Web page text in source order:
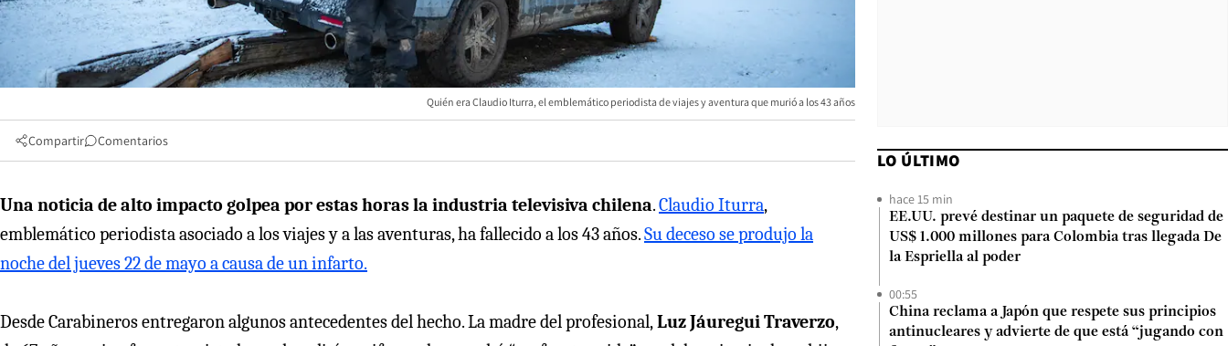
Quién era Claudio Iturra, el emblemático periodista de viajes y aventura que murió a los 43 años
Compartir Comentarios
Una noticia de alto impacto golpea por estas horas la industria televisiva chilena.Claudio Iturra,
emblemático periodista asociado a los viajes y a las aventuras, ha fallecido a los 43 años.Su deceso se produjo la
noche del jueves 22 de mayo a causa de un infarto.
Desde Carabineros entregaron algunos antecedentes del hecho. La madre del profesional,Luz Jáuregui Traverzo,
LO ÚLTIMO
hace 15 min
EE.UU. prevé destinar un paquete de seguridad de
US$ 1.000 millones para Colombia tras llegada De
la Espriella al poder
00:55
China reclama a Japón que respete sus principios
antinucleares y advierte de que está “jugando con